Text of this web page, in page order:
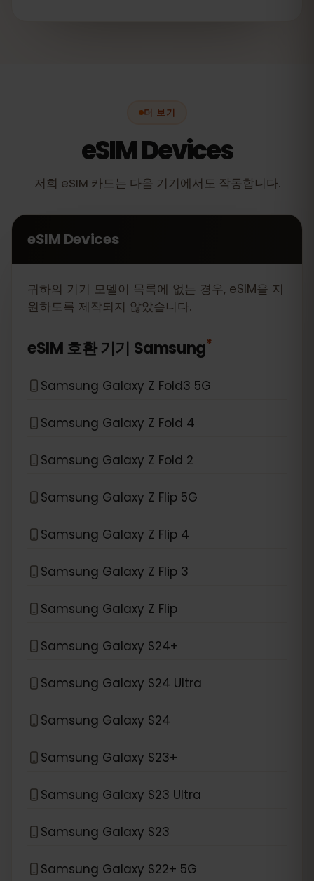
더 보기
eSIM Devices
저희 eSIM 카드는 다음 기기에서도 작동합니다.
eSIM Devices
귀하의 기기 모델이 목록에 없는 경우, eSIM을 지
원하도록 제작되지 않았습니다.
eSIM 호환 기기 Samsung*
Samsung Galaxy Z Fold3 5G
Samsung Galaxy Z Fold 4
Samsung Galaxy Z Fold 2
Samsung Galaxy Z Flip 5G
Samsung Galaxy Z Flip 4
Samsung Galaxy Z Flip 3
Samsung Galaxy Z Flip
Samsung Galaxy S24+
Samsung Galaxy S24 Ultra
Samsung Galaxy S24
Samsung Galaxy S23+
Samsung Galaxy S23 Ultra
Samsung Galaxy S23
Samsung Galaxy S22+ 5G